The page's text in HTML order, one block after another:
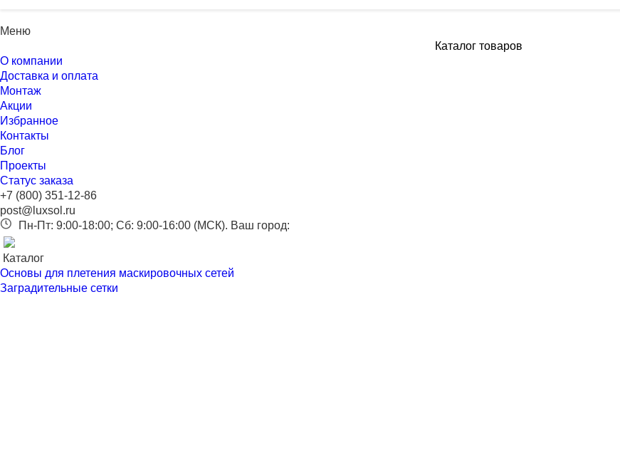
Меню
Каталог товаров
О компании
Доставка и оплата
Монтаж
Акции
Избранное
Контакты
Блог
Проекты
Статус заказа
+7 (800) 351-12-86
post@luxsol.ru
Пн-Пт: 9:00-18:00; Сб: 9:00-16:00 (МСК). Ваш город:
Каталог
Основы для плетения маскировочных сетей
Заградительные сетки